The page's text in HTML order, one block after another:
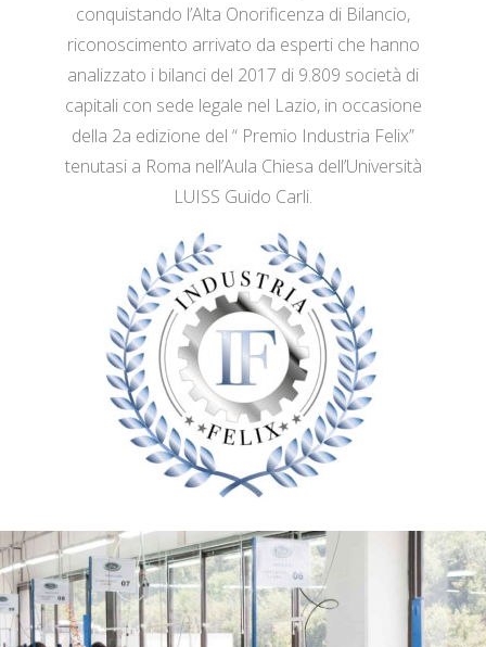
conquistando l’Alta Onorificenza di Bilancio,
riconoscimento arrivato da esperti che hanno
analizzato i bilanci del 2017 di 9.809 società di
capitali con sede legale nel Lazio, in occasione
della 2a edizione del “ Premio Industria Felix”
tenutasi a Roma nell’Aula Chiesa dell’Università
LUISS Guido Carli.